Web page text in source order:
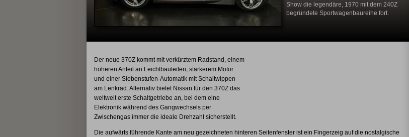
Show die legendäre, 1970 mit dem 240Z
begründete Sportwagenbaureihe fort.
Der neue 370Z kommt mit verkürztem Radstand, einem
höheren Anteil an Leichtbauteilen, stärkerem Motor
und einer Siebenstufen-Automatik mit Schaltwippen
am Lenkrad. Alternativ bietet Nissan für den 370Z das
weltweit erste Schaltgetriebe an, bei dem eine
Elektronik während des Gangwechsels per
Zwischengas immer die ideale Drehzahl sicherstellt.
Die aufwärts führende Kante am neu gezeichneten hinteren Seitenfenster ist ein Fingerzeig auf die nostalgische